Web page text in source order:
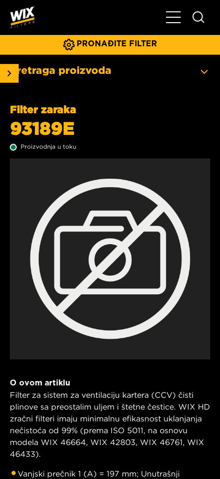
Glavni meni
PRONAĐITE FILTER
Pretraga proizvoda
Filter zaraka
93189E
Proizvodnja u toku
O ovom artiklu
Filter za sistem za ventilaciju kartera (CCV) čisti
plinove sa preostalim uljem i štetne čestice. WIX HD
zračni filteri imaju minimalnu efikasnost uklanjanja
nečistoća od 99% (prema ISO 5011, na osnovu
modela WIX 46664, WIX 42803, WIX 46761, WIX
46433).
Vanjski prečnik 1 (A) = 197 mm; Unutrašnji